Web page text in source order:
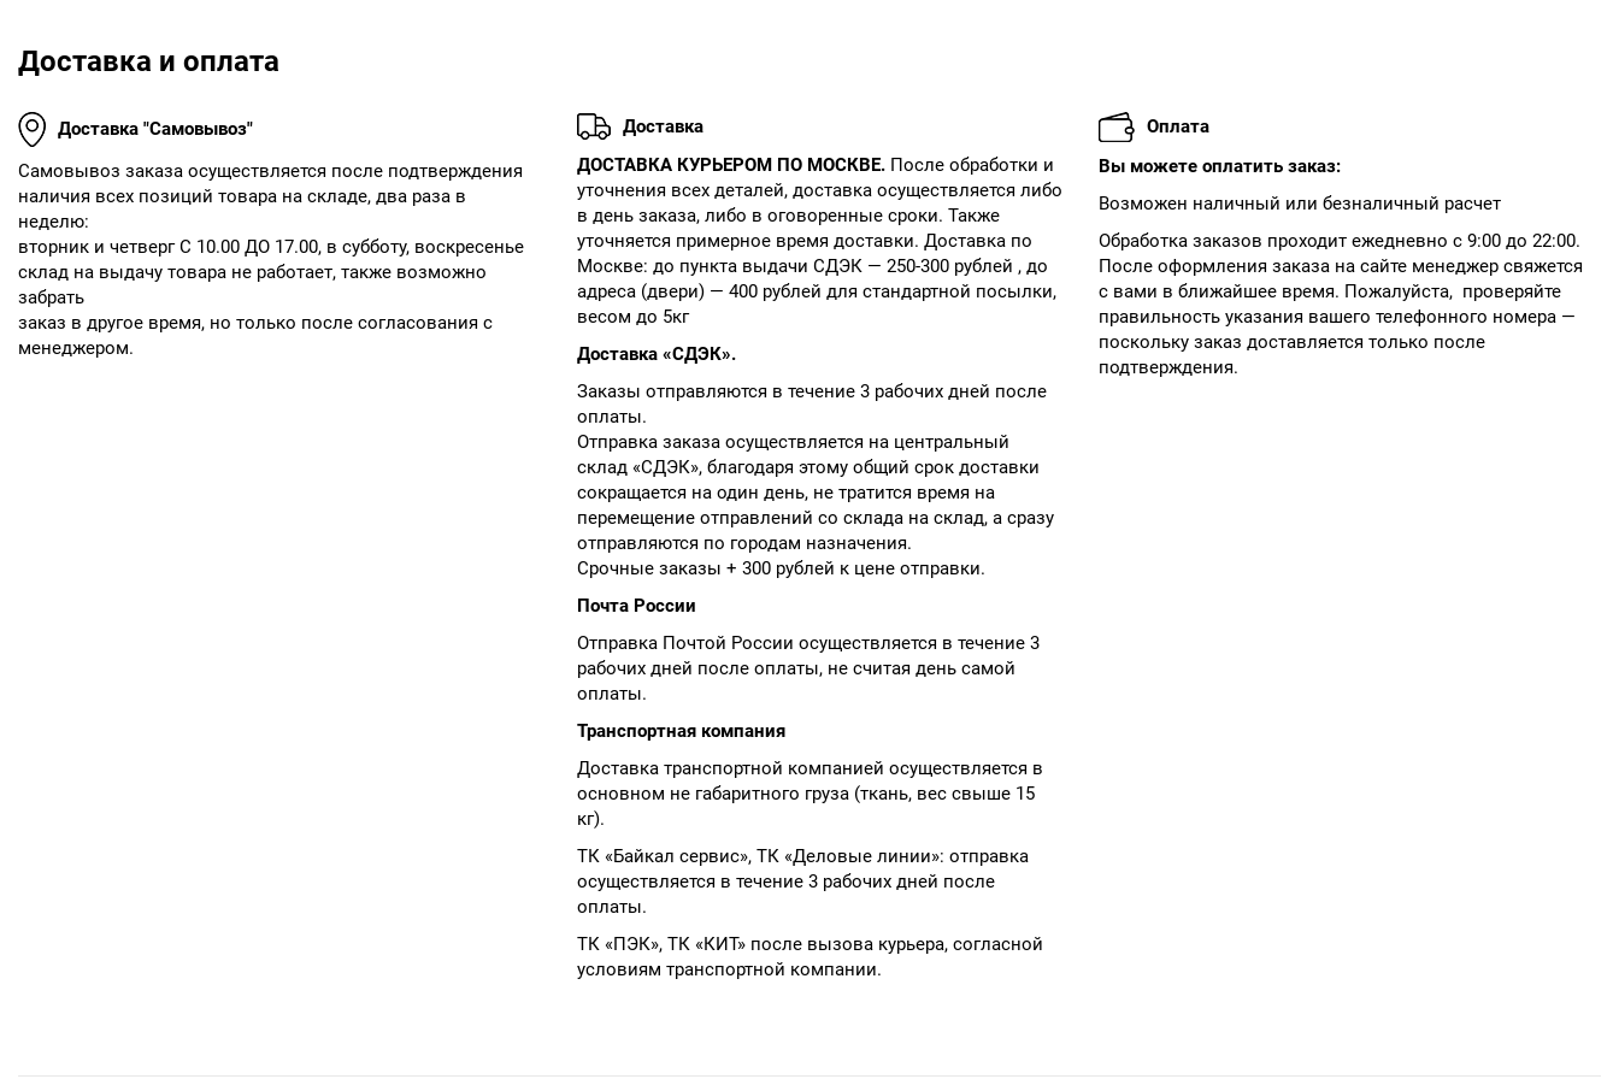
Доставка и оплата
Доставка "Самовывоз"
Cамовывоз заказа осуществляется после подтверждения
наличия всех позиций товара на складе, два раза в
неделю:
вторник и четверг С 10.00 ДО 17.00, в субботу, воскресенье
склад на выдачу товара не работает, также возможно
забрать
заказ в другое время, но только после согласования с
менеджером.
Доставка
ДОСТАВКА КУРЬЕРОМ ПО МОСКВЕ.После обработки и
уточнения всех деталей, доставка осуществляется либо
в день заказа, либо в оговоренные сроки. Также
уточняется примерное время доставки. Доставка по
Москве: до пункта выдачи СДЭК — 250-300 рублей , до
адреса (двери) — 400 рублей для стандартной посылки,
весом до 5кг
Доставка «СДЭК».
Заказы отправляются в течение 3 рабочих дней после
оплаты.
Отправка заказа осуществляется на центральный
склад «СДЭК», благодаря этому общий срок доставки
сокращается на один день, не тратится время на
перемещение отправлений со склада на склад, а сразу
отправляются по городам назначения.
Срочные заказы + 300 рублей к цене отправки.
Почта России
Отправка Почтой России осуществляется в течение 3
рабочих дней после оплаты, не считая день самой
оплаты.
Транспортная компания
Доставка транспортной компанией осуществляется в
основном не габаритного груза (ткань, вес свыше 15
кг).
ТК «Байкал сервис», ТК «Деловые линии»: отправка
осуществляется в течение 3 рабочих дней после
оплаты.
ТК «ПЭК», ТК «КИТ» после вызова курьера, согласной
условиям транспортной компании.
Оплата
Вы можете оплатить заказ:
Возможен наличный или безналичный расчет
Обработка заказов проходит ежедневно с 9:00 до 22:00.
После оформления заказа на сайте менеджер свяжется
с вами в ближайшее время. Пожалуйста, проверяйте
правильность указания вашего телефонного номера —
поскольку заказ доставляется только после
подтверждения.